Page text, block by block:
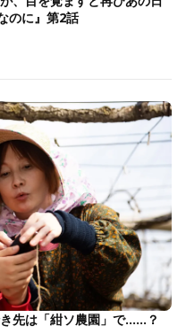
のに』第2話
先は「紺ソ農園」で……？